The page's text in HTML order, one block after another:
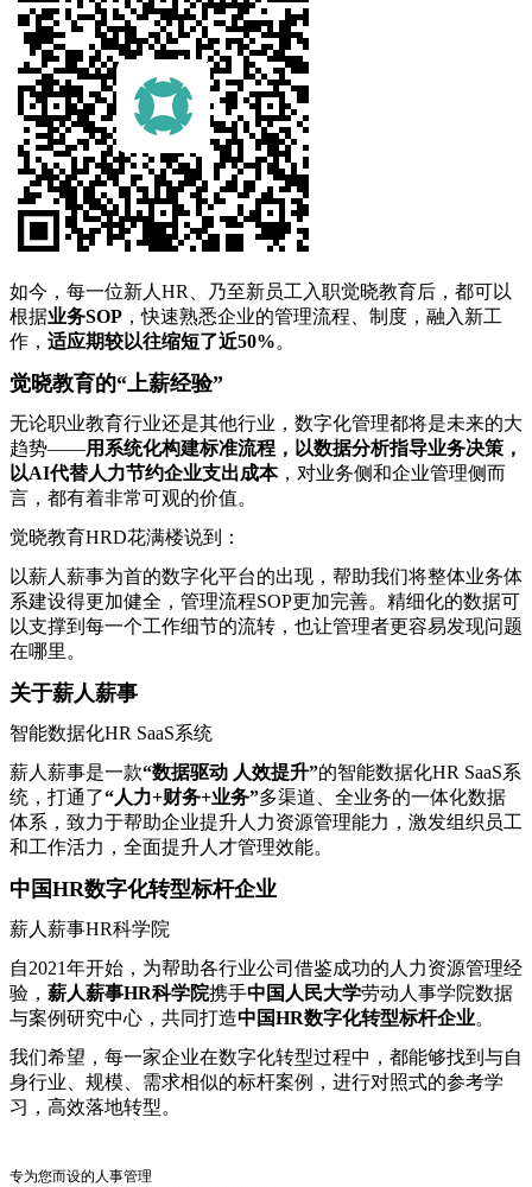
如今，每一位新人HR、乃至新员工入职觉晓教育后，都可以
根据业务SOP ，快速熟悉企业的管理流程、制度，融入新工
作， 适应期较以往缩短了近50%。
觉晓教育的“上薪经验”
无论职业教育行业还是其他行业，数字化管理都将是未来的大
趋势——用系统化构建标准流程，以数据分析指导业务决策，
以AI代替人力节约企业支出成本，对业务侧和企业管理侧而
言，都有着非常可观的价值。
觉晓教育HRD花满楼说到：
以薪人薪事为首的数字化平台的出现，帮助我们将整体业务体
系建设得更加健全，管理流程SOP更加完善。精细化的数据可
以支撑到每一个工作细节的流转，也让管理者更容易发现问题
在哪里。
关于薪人薪事
智能数据化HR SaaS系统
薪人薪事是一款“数据驱动 人效提升”的智能数据化HR SaaS系
统，打通了“人力+财务+业务”多渠道、全业务的一体化数据
体系，致力于帮助企业提升人力资源管理能力，激发组织员工
和工作活力，全面提升人才管理效能。
中国HR数字化转型标杆企业
薪人薪事HR科学院
自2021年开始，为帮助各行业公司借鉴成功的人力资源管理经
验， 薪人薪事HR科学院携手中国人民大学劳动人事学院数据
与案例研究中心，共同打造中国HR数字化转型标杆企业。
我们希望，每⼀家企业在数字化转型过程中，都能够找到与⾃
身⾏业、规模、需求相似的标杆案例，进⾏对照式的参考学
习，⾼效落地转型。
专为您而设的人事管理